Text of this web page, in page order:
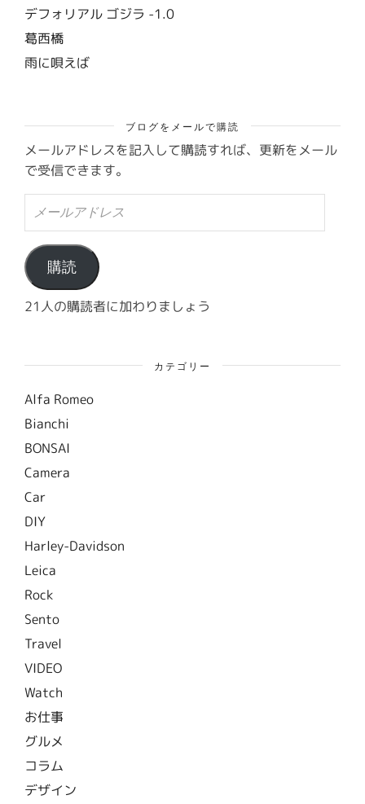
デフォリアル ゴジラ -1.0
葛西橋
雨に唄えば
ブログをメールで購読
メールアドレスを記入して購読すれば、更新をメール
で受信できます。
ル
ア
ド
レ
ス
購読
21人の購読者に加わりましょう
カテゴリー
Alfa Romeo
Bianchi
BONSAI
Camera
Car
DIY
Harley-Davidson
Leica
Rock
Sento
Travel
VIDEO
Watch
お仕事
グルメ
コラム
デザイン